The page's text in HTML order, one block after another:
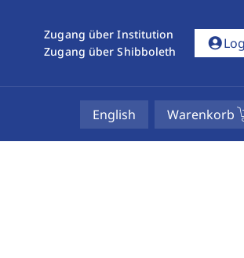
Zugang über Institution
Zugang über Shibboleth
account_circle
English Warenkorb